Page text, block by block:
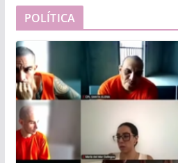
POLÍTICA